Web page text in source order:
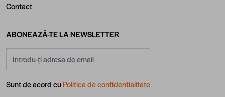
Contact
ABONEAZĂ-TE LA NEWSLETTER
Sunt de acord cuPolitica de confidentialitate